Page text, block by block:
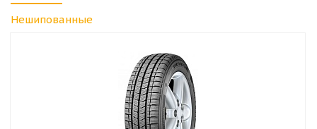
Нешипованные